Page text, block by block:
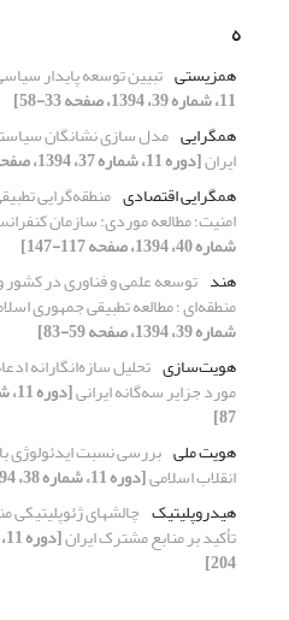
ه
همزیستی تبیین توسعه پایدار
11، شماره 39، 1394، صفحه 33-58]
همگرایی مدل سازی نشانگان
ایران[دوره 11، شماره 37، 1394، صفحه 71-100]
همگرایی اقتصادی منطقه‌گرایی
امنیت؛ مطالعه موردی: سازمان
شماره 40، 1394، صفحه 117-147]
هند توسعه علمی و فناوری در کشور
منطقه‌ای ؛ مطالعه تطبیقی جمهوری
شماره 39، 1394، صفحه 59-83]
هویت‌سازی تحلیل سازه‌انگارانه
مورد جزایر سه‌گانه ایرانی
87]
هویت ملی بررسی نسبت ایدئولوژی
انقلاب اسلامی[دوره 11، شماره 38، 1394، صفحه 115-133]
هیدروپلیتیک چالشهای ژئوپلیتیکی
تأکید بر منابع مشترک ایران
204]